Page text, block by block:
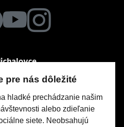
Opel
pre nás dôležité
hladké prechádzanie našim
alebo zdieľanie
siete. Neobsahujú